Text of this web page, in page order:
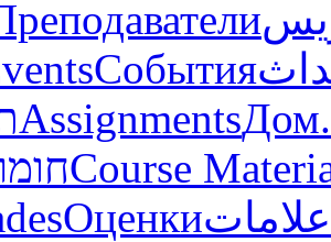
События
AssignmentsДом.
Course
Оценкиعلامات